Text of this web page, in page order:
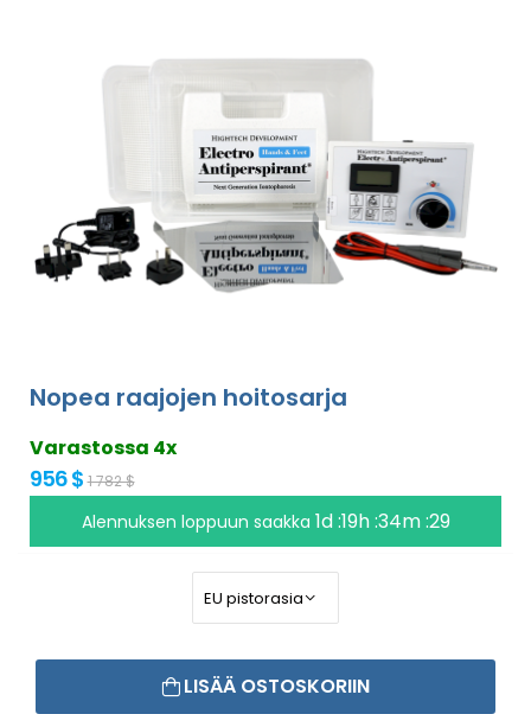
Nopea raajojen hoitosarja
Varastossa 4x
956 $ 1 782 $
Alennuksen loppuun saakka 1d :19h :34m :29
LISÄÄ OSTOSKORIIN